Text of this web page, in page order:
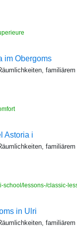
im Obergoms
Astoria i
school/lessons-/classic-
in Ulri